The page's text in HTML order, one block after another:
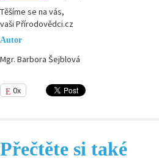
Těšíme se na vás,
vaši Přírodovědci.cz
Autor
Mgr. Barbora Šejblová
0x
Přečtěte si také